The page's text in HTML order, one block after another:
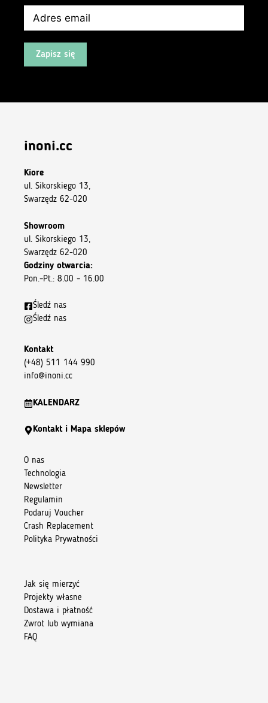
Zapisz się
inoni.cc
Kiore
ul. Sikorskiego 13,
Swarzędz 62-020
Showroom
ul. Sikorskiego 13,
Swarzędz 62-020
Godziny otwarcia:
Pon.–Pt.: 8.00 – 16.00
Śledź nas
Śledź nas
Kontakt
(+48) 511 144 990
info@inoni.cc
KALENDARZ
Kontakt i Mapa sklepów
O nas
Technologia
Newsletter
Regulamin
Podaruj Voucher
Crash Replacement
Polityka Prywatności
Jak się mierzyć
Projekty własne
Dostawa i płatność
Zwrot lub wymiana
FAQ